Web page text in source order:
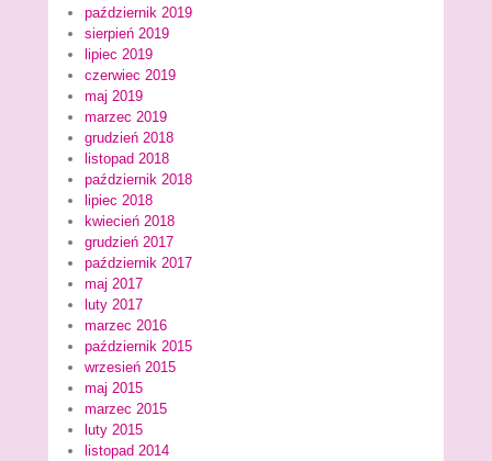
październik 2019
sierpień 2019
lipiec 2019
czerwiec 2019
maj 2019
marzec 2019
grudzień 2018
listopad 2018
październik 2018
lipiec 2018
kwiecień 2018
grudzień 2017
październik 2017
maj 2017
luty 2017
marzec 2016
październik 2015
wrzesień 2015
maj 2015
marzec 2015
luty 2015
listopad 2014